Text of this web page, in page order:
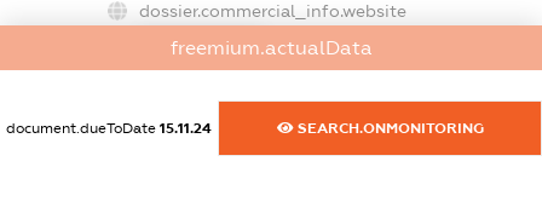
dossier.commercial_info.website
XXXXXXXXXX
XXXXXXXXXX
freemium.actualData
document.dueToDate 15.11.24 SEARCH.ONMONITORING